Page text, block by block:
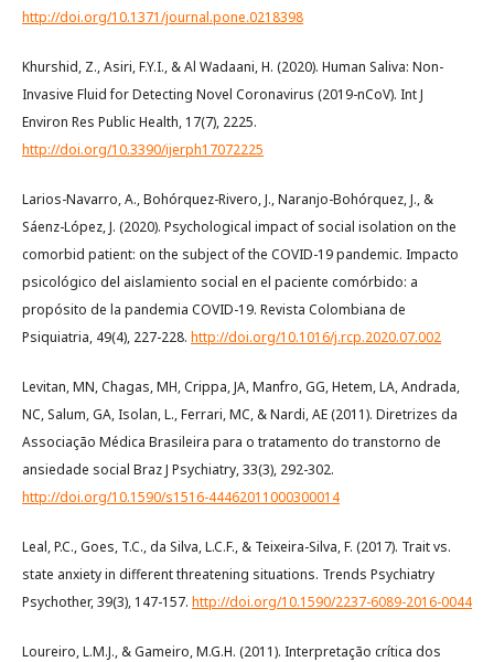
http://doi.org/10.1371/journal.pone.0218398
Khurshid, Z., Asiri, F.Y.I., & Al Wadaani, H. (2020). Human Saliva: Non-
Invasive Fluid for Detecting Novel Coronavirus (2019-nCoV). Int J
Environ Res Public Health, 17(7), 2225.
http://doi.org/10.3390/ijerph17072225
Larios-Navarro, A., Bohórquez-Rivero, J., Naranjo-Bohórquez, J., &
Sáenz-López, J. (2020). Psychological impact of social isolation on the
comorbid patient: on the subject of the COVID-19 pandemic. Impacto
psicológico del aislamiento social en el paciente comórbido: a
propósito de la pandemia COVID-19. Revista Colombiana de
Psiquiatria, 49(4), 227-228. http://doi.org/10.1016/j.rcp.2020.07.002
Levitan, MN, Chagas, MH, Crippa, JA, Manfro, GG, Hetem, LA, Andrada,
NC, Salum, GA, Isolan, L., Ferrari, MC, & Nardi, AE (2011). Diretrizes da
Associação Médica Brasileira para o tratamento do transtorno de
ansiedade social Braz J Psychiatry, 33(3), 292-302.
http://doi.org/10.1590/s1516-44462011000300014
Leal, P.C., Goes, T.C., da Silva, L.C.F., & Teixeira-Silva, F. (2017). Trait vs.
state anxiety in different threatening situations. Trends Psychiatry
Psychother, 39(3), 147-157. http://doi.org/10.1590/2237-6089-2016-0044
Loureiro, L.M.J., & Gameiro, M.G.H. (2011). Interpretação crítica dos